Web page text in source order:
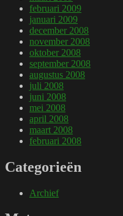
februari 2009
januari 2009
december 2008
november 2008
oktober 2008
september 2008
augustus 2008
juli 2008
juni 2008
mei 2008
april 2008
maart 2008
februari 2008
Categorieën
Archief